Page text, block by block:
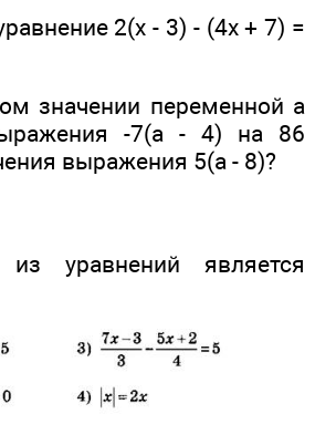
2(х - 3) - (4х + 7) =
значении переменной а
-7(а - 4) на 86
выражения 5(а - 8)?
уравнений является